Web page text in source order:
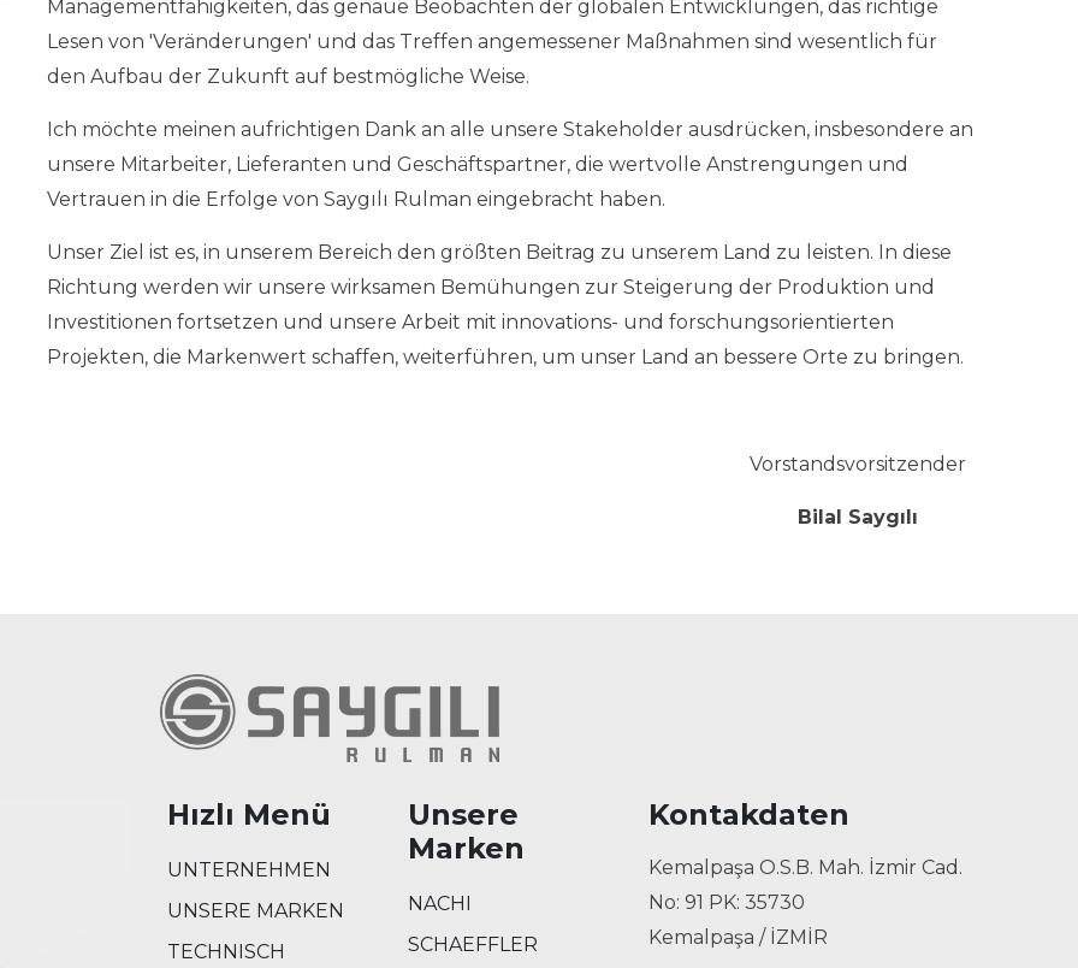
Managementfähigkeiten, das genaue Beobachten der globalen Entwicklungen, das richtige
Lesen von 'Veränderungen' und das Treffen angemessener Maßnahmen sind wesentlich für
den Aufbau der Zukunft auf bestmögliche Weise.
Ich möchte meinen aufrichtigen Dank an alle unsere Stakeholder ausdrücken, insbesondere an
unsere Mitarbeiter, Lieferanten und Geschäftspartner, die wertvolle Anstrengungen und
Vertrauen in die Erfolge von Saygılı Rulman eingebracht haben.
Unser Ziel ist es, in unserem Bereich den größten Beitrag zu unserem Land zu leisten. In diese
Richtung werden wir unsere wirksamen Bemühungen zur Steigerung der Produktion und
Investitionen fortsetzen und unsere Arbeit mit innovations- und forschungsorientierten
Projekten, die Markenwert schaffen, weiterführen, um unser Land an bessere Orte zu bringen.
Vorstandsvorsitzender
Bilal Saygılı
Hızlı Menü
UNTERNEHMEN
UNSERE MARKEN
TECHNISCH
Unsere
Marken
NACHI
SCHAEFFLER
Kontakdaten
Kemalpaşa O.S.B. Mah. İzmir Cad.
No: 91 PK: 35730
Kemalpaşa / İZMİR